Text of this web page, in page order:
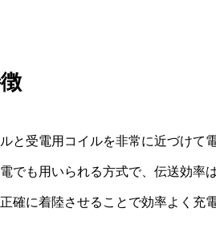
と受電用コイルを非常に近づけて
でも用いられる方式で、伝送効率
確に着陸させることで効率よく充